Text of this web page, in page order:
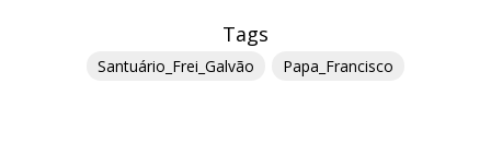
Tags
Santuário_Frei_Galvão Papa_Francisco